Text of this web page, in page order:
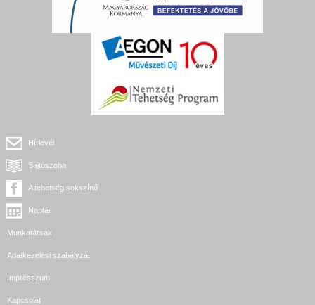
Hírlevél
Sajtószoba
A tehetség sokszínű
Naptár
Munkatársak
Adatkezelési szabályzat
Impresszum
Kapcsolat